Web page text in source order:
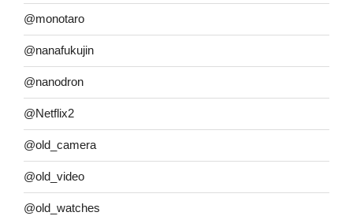
@monotaro
@nanafukujin
@nanodron
@Netflix2
@old_camera
@old_video
@old_watches